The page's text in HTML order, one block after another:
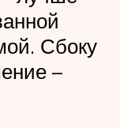
Сбоку
–